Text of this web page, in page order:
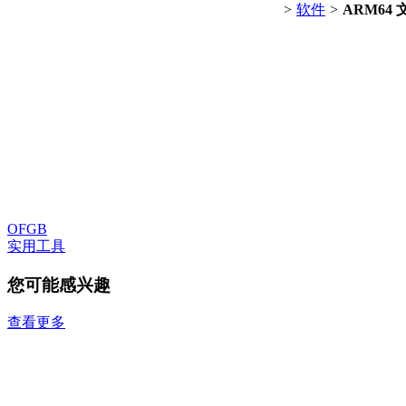
> 软件 > ARM64
OFGB
实用工具
您可能感兴趣
查看更多